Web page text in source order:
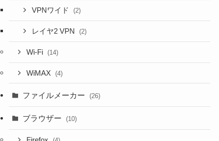
VPNワイド (2)
レイヤ2 VPN (2)
Wi-Fi (14)
WiMAX (4)
ファイルメーカー (26)
ブラウザー (10)